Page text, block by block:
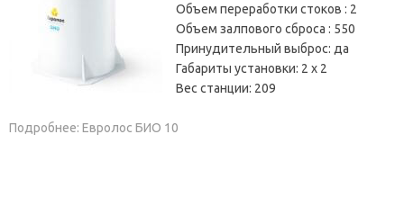
Объем переработки стоков : 2
Объем залпового сброса : 550
Принудительный выброс: да
Габариты установки: 2 х 2
Вес станции: 209
Подробнее: Евролос БИО 10